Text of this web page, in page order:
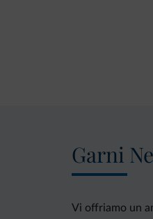
Garni
Vi offriamo un